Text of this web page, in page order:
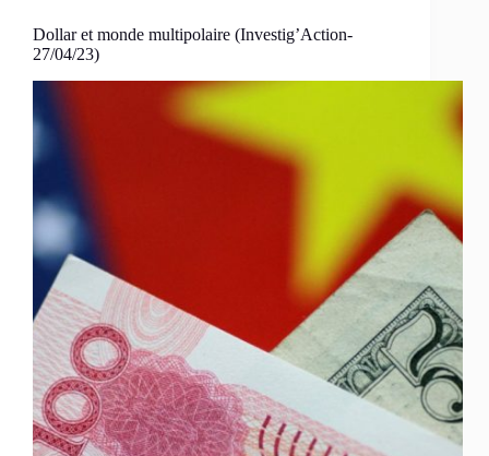
Dollar et monde multipolaire (Investig’Action-
27/04/23)